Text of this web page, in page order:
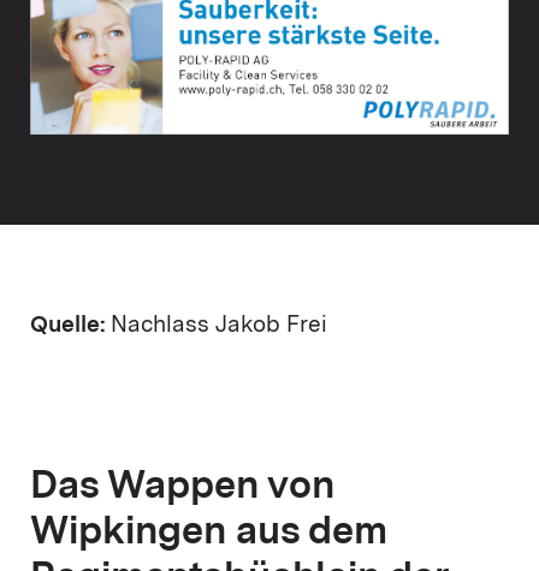
Quelle: Nachlass Jakob Frei
Das Wappen von
Wipkingen aus dem